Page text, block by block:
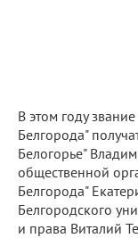
В этом году
Белгорода"
Белогорье"
общественной
Белгорода"
Белгородского
и права Виталий